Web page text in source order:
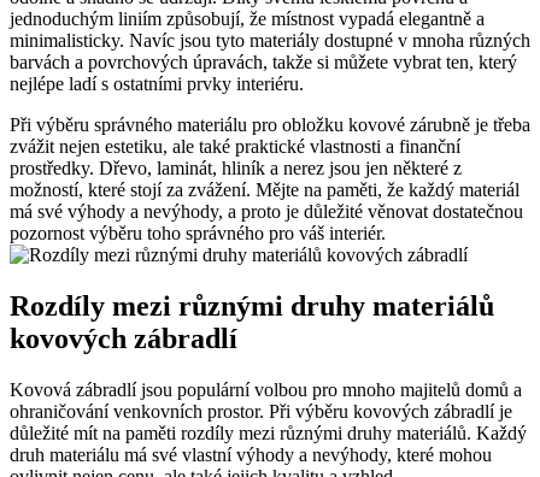
jednoduchým liniím způsobují, že místnost vypadá elegantně a
minimalisticky. Navíc jsou tyto materiály dostupné v mnoha různých
barvách a povrchových úpravách, takže si můžete vybrat ten, který
nejlépe ladí s ostatními prvky interiéru.
Při výběru správného materiálu pro obložku kovové zárubně je třeba
zvážit nejen estetiku, ale také praktické vlastnosti a finanční
prostředky. Dřevo, laminát, hliník a nerez jsou jen některé z
možností, které stojí za zvážení. Mějte na paměti, že každý materiál
má své výhody a nevýhody, a proto je důležité věnovat dostatečnou
pozornost výběru toho správného pro váš interiér.
Rozdíly mezi různými druhy materiálů
kovových zábradlí
Kovová zábradlí jsou populární volbou pro mnoho majitelů domů a
ohraničování venkovních prostor. Při výběru kovových zábradlí je
důležité mít na paměti rozdíly mezi různými druhy materiálů. Každý
druh materiálu má své vlastní výhody a nevýhody, které mohou